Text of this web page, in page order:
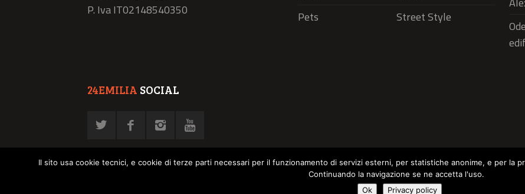
P. Iva IT02148540350
Pets
Street Style
24EMILIA SOCIAL
Social Wall Politica
Il sito usa cookie tecnici, e cookie di terze parti necessari per il funzionamento di servizi esterni, per statistiche anonime, e per la
Continuando la navigazione se ne accetta l'uso.
Ok
Privacy policy